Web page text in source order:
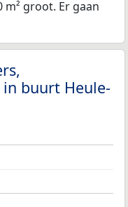
m² groot. Er gaan
in buurt Heule-